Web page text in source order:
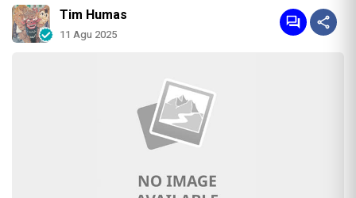
Tim Humas
11 Agu 2025